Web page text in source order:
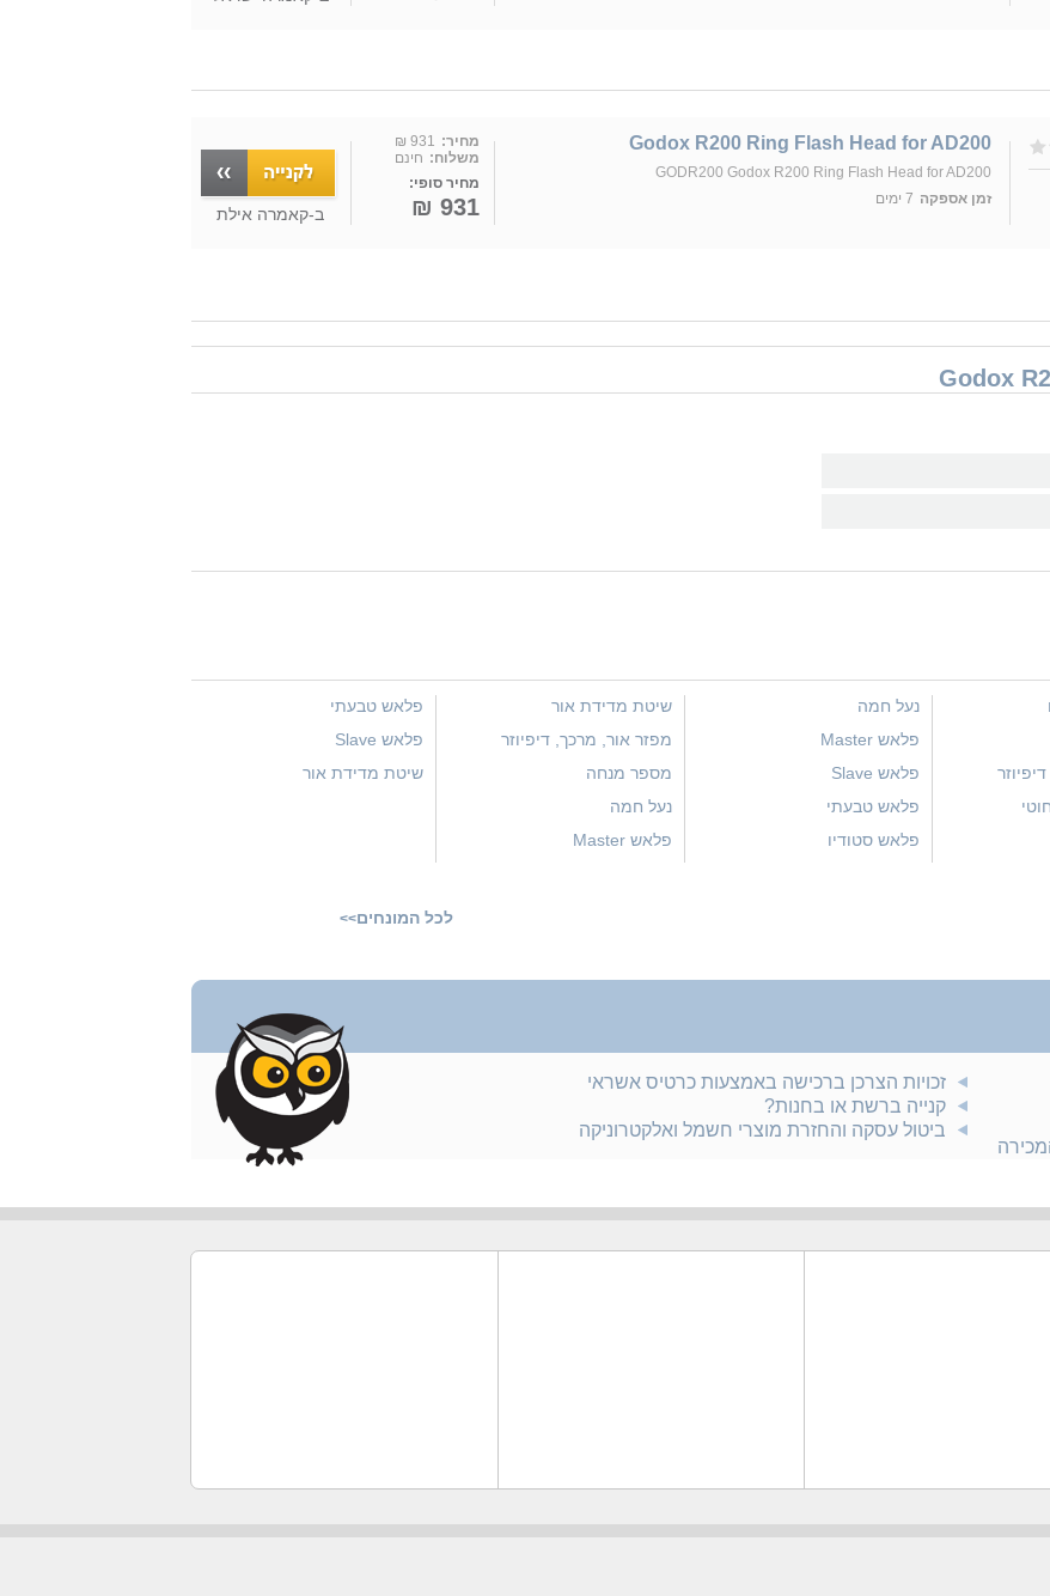
Godox R200 Ring Flash Head for AD200
GODR200 Godox R200 Ring Flash Head for AD200
זמן אספקה 7 ימים
מחיר: 931 ₪
משלוח: חינם
מחיר סופי:
931 ₪ ב-קאמרה אילת
נעל חמה
פלאש Master
פלאש Slave
פלאש טבעתי
פלאש סטודיו
שיטת מדידת אור
מפזר אור, מרכך, דיפיוזר
מספר מנחה
נעל חמה
פלאש Master
פלאש טבעתי
פלאש Slave
שיטת מדידת אור
לכל המונחים>>
זכויות הצרכן ברכישה באמצעות כרטיס אשראי
קנייה ברשת או בחנות?
ביטול עסקה והחזרת מוצרי חשמל ואלקטרוניקה